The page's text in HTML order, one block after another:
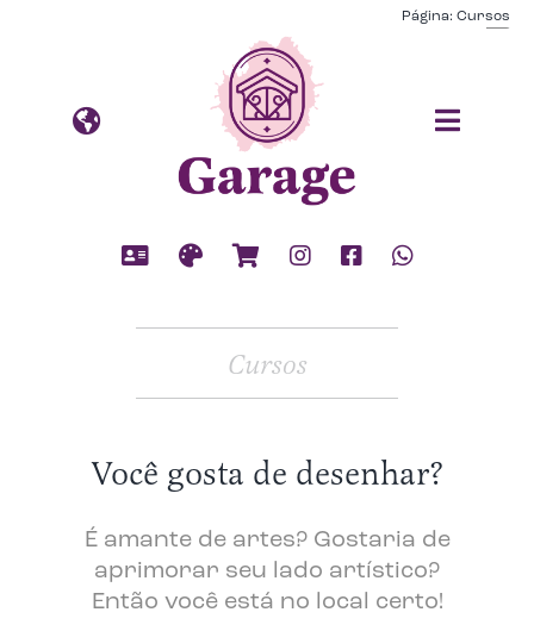
Página: Cursos
Cursos
Você gosta de desenhar?
É amante de artes? Gostaria de
aprimorar seu lado artístico?
Então você está no local certo!